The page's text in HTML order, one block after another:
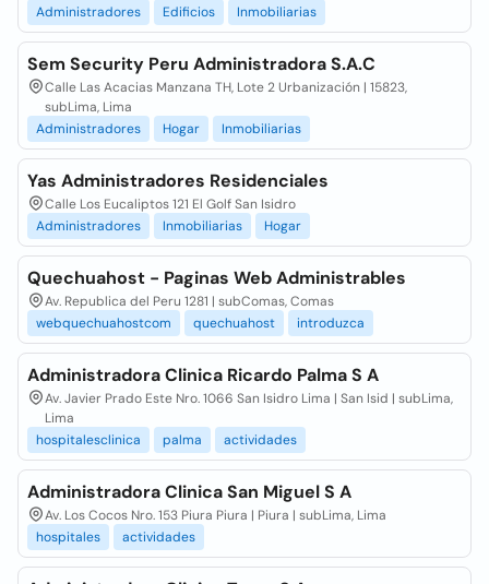
Administradores
Edificios Inmobiliarias
Sem Security Peru Administradora S.A.C
Calle Las Acacias Manzana TH, Lote 2 Urbanización | 15823,
subLima, Lima
Administradores
Hogar Inmobiliarias
Yas Administradores Residenciales
Calle Los Eucaliptos 121 El Golf San Isidro
Administradores
Inmobiliarias Hogar
Quechuahost - Paginas Web Administrables
Av. Republica del Peru 1281 | subComas, Comas
webquechuahostcom
quechuahost introduzca
Administradora Clinica Ricardo Palma S A
Av. Javier Prado Este Nro. 1066 San Isidro Lima | San Isid | subLima,
Lima
hospitalesclinica
palma actividades
Administradora Clinica San Miguel S A
Av. Los Cocos Nro. 153 Piura Piura | Piura | subLima, Lima
hospitales
actividades